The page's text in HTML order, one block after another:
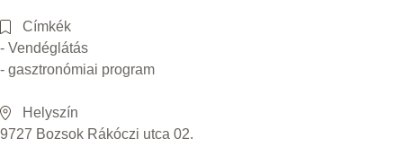
Címkék
- Vendéglátás
- gasztronómiai program
Helyszín
9727 Bozsok Rákóczi utca 02.